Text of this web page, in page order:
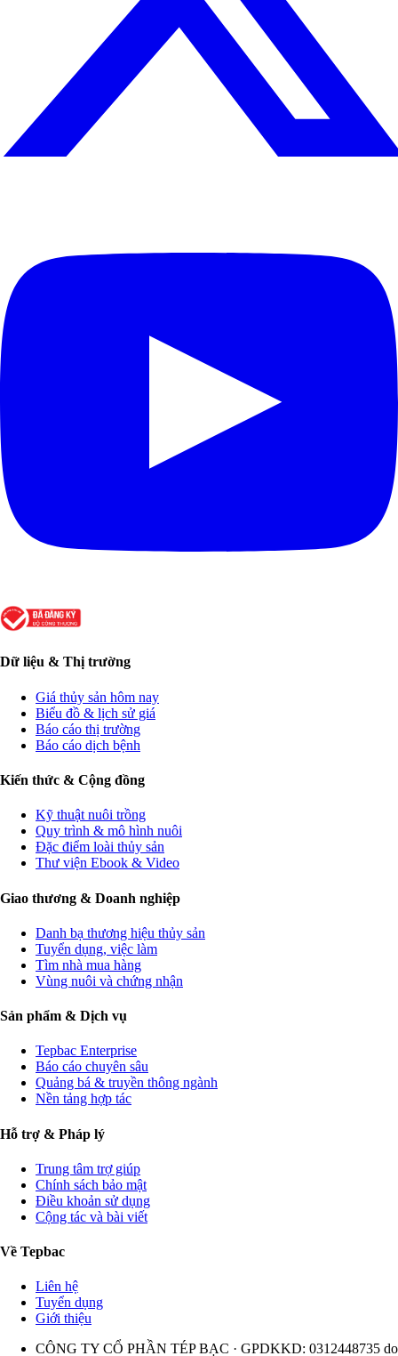
Dữ liệu & Thị trường
Giá thủy sản hôm nay
Biểu đồ & lịch sử giá
Báo cáo thị trường
Báo cáo dịch bệnh
Kiến thức & Cộng đồng
Kỹ thuật nuôi trồng
Quy trình & mô hình nuôi
Đặc điểm loài thủy sản
Thư viện Ebook & Video
Giao thương & Doanh nghiệp
Danh bạ thương hiệu thủy sản
Tuyển dụng, việc làm
Tìm nhà mua hàng
Vùng nuôi và chứng nhận
Sản phẩm & Dịch vụ
Tepbac Enterprise
Báo cáo chuyên sâu
Quảng bá & truyền thông ngành
Nền tảng hợp tác
Hỗ trợ & Pháp lý
Trung tâm trợ giúp
Chính sách bảo mật
Điều khoản sử dụng
Cộng tác và bài viết
Về Tepbac
Liên hệ
Tuyển dụng
Giới thiệu
CÔNG TY CỔ PHẦN TÉP BẠC · GPDKKD: 0312448735 do